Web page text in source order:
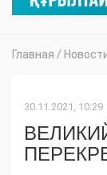
Главная /
30.11.2021, 10:29